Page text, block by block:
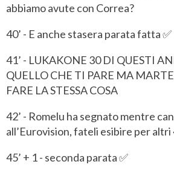
abbiamo avute con Correa?
40’ - E anche stasera parata fatta ✅
41’ - LUKAKONE 30 DI QUESTI
QUELLO CHE TI PARE MA
FARE LA STESSA COSA
42’ - Romelu ha segnato mentre
all’Eurovision, fateli esibire per altri
45’ + 1 - seconda parata ✅